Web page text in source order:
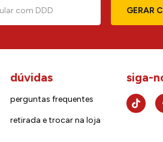
GERAR
dúvidas
perguntas frequentes
retirada e trocar na loja
siga-